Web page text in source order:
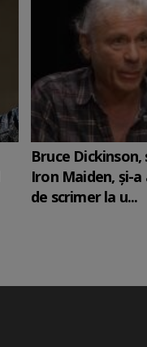
Bruce
Iron Maiden, şi-
de scrimer la u...